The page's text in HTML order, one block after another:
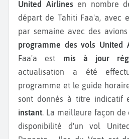
United Airlines en nombre
départ de Tahiti Faa'a, avec
par semaine avec des
programme des vols United
Faa'a est mis à jour
actualisation a été
programme et le guide
sont donnés à titre indicatif
instant. La meilleure façon
disponibilité d'un vol